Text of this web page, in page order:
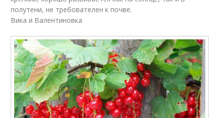
полутени, не требователен к почве.
Вика и Валентиновка